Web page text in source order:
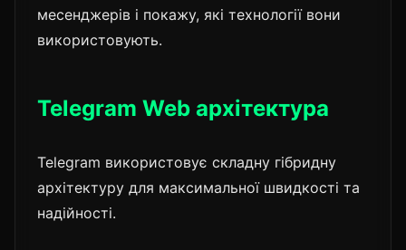
месенджерів і покажу, які технології вони
використовують.
Telegram Web архітектура
Telegram використовує складну гібридну
архітектуру для максимальної швидкості та
надійності.